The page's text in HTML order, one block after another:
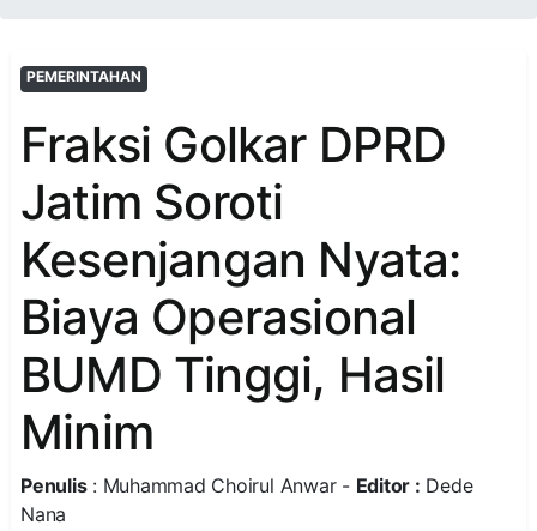
PEMERINTAHAN
Fraksi Golkar DPRD
Jatim Soroti
Kesenjangan Nyata:
Biaya Operasional
BUMD Tinggi, Hasil
Minim
Penulis: Muhammad Choirul Anwar - Editor : Dede
Nana